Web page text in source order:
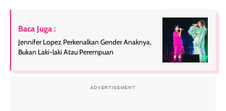
Baca Juga :
Jennifer Lopez Perkenalkan Gender Anaknya,
Bukan Laki-laki Atau Perempuan
ADVERTISEMENT